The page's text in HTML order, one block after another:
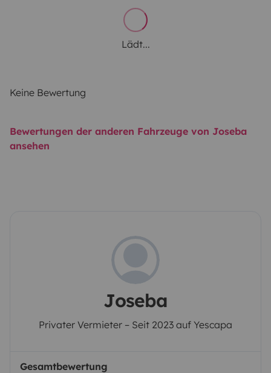
Lädt...
Keine Bewertung
Bewertungen der anderen Fahrzeuge von Joseba
ansehen
Joseba
Privater Vermieter – Seit 2023 auf Yescapa
Gesamtbewertung